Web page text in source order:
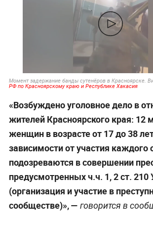
Момент задержание банды сутенёров в Красноярске.
РФ по Красноярскому краю и Республике Хакасия
«Возбуждено уголовное дело в
жителей Красноярского края: 12
женщин в возрасте от 17 до 38
зависимости от участия каждого
подозреваются в совершении
предусмотренных ч.ч. 1, 2 ст.
(организация и участие в
сообществе)», — говорится в